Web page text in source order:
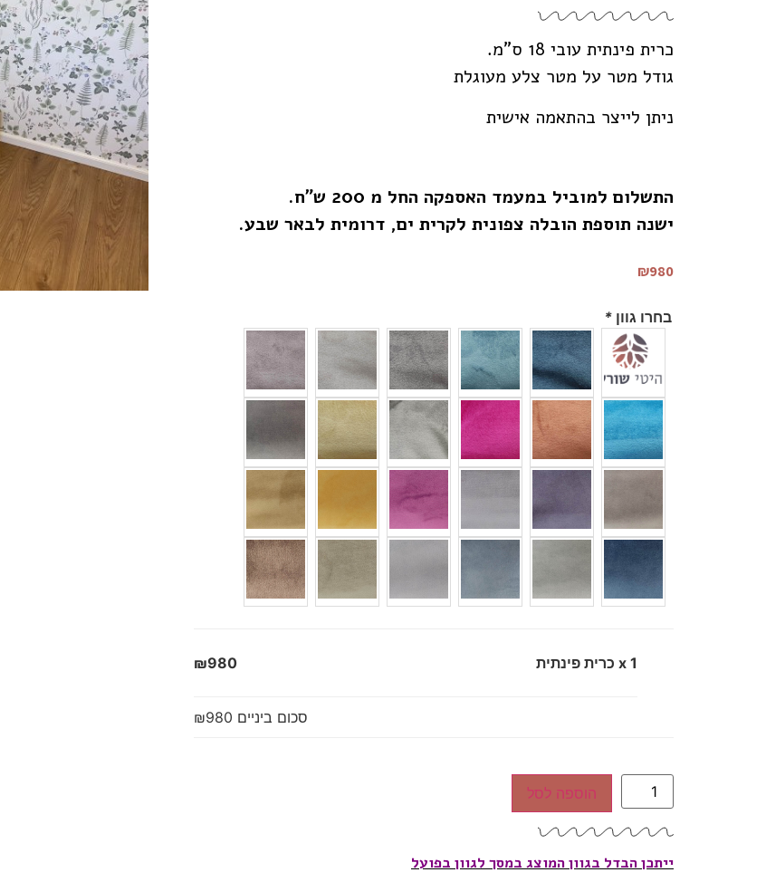
כרית פינתית עובי 18 ס”מ.
גודל מטר על מטר צלע מעוגלת
ניתן לייצר בהתאמה אישית
התשלום למוביל במעמד האספקה החל מ 200 ש”ח.
ישנה תוספת הובלה צפונית לקרית ים, דרומית לבאר שבע.
₪980
בחרו גוון *
x 1 כרית פינתית ₪980
סכום ביניים ₪980
הוספה לסל
ייתכן הבדל בגוון המוצג במסך לגוון בפועל